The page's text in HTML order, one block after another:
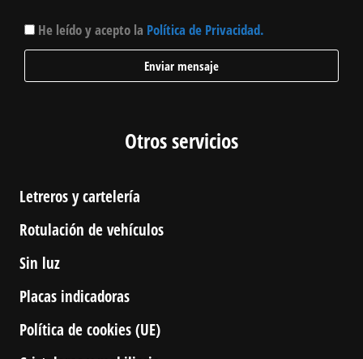
He leído y acepto la Política de Privacidad.
Enviar mensaje
Otros servicios
Letreros y cartelería
Rotulación de vehículos
Sin luz
Placas indicadoras
Política de cookies (UE)